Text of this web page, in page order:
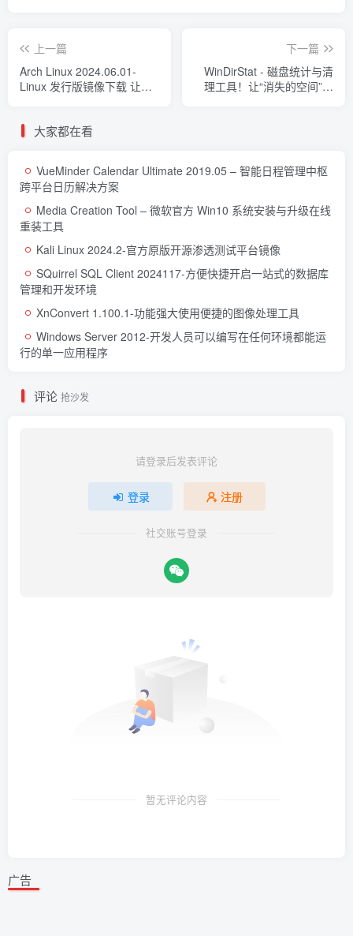
上一篇
Arch Linux 2024.06.01-
Linux 发行版镜像下载 让你
下一篇
WinDirStat - 磁盘统计与清
理工具！让“消失的空间”一
大家都在看
VueMinder Calendar Ultimate 2019.05 – 智能日程管理中枢
跨平台日历解决方案
Media Creation Tool – 微软官方 Win10 系统安装与升级在线
重装工具
Kali Linux 2024.2-官方原版开源渗透测试平台镜像
SQuirrel SQL Client 2024117-方便快捷开启一站式的数据库
管理和开发环境
XnConvert 1.100.1-功能强大使用便捷的图像处理工具
Windows Server 2012-开发人员可以编写在任何环境都能运
行的单一应用程序
评论 抢沙发
请登录后发表评论
登录 注册
社交账号登录
暂无评论内容
广告